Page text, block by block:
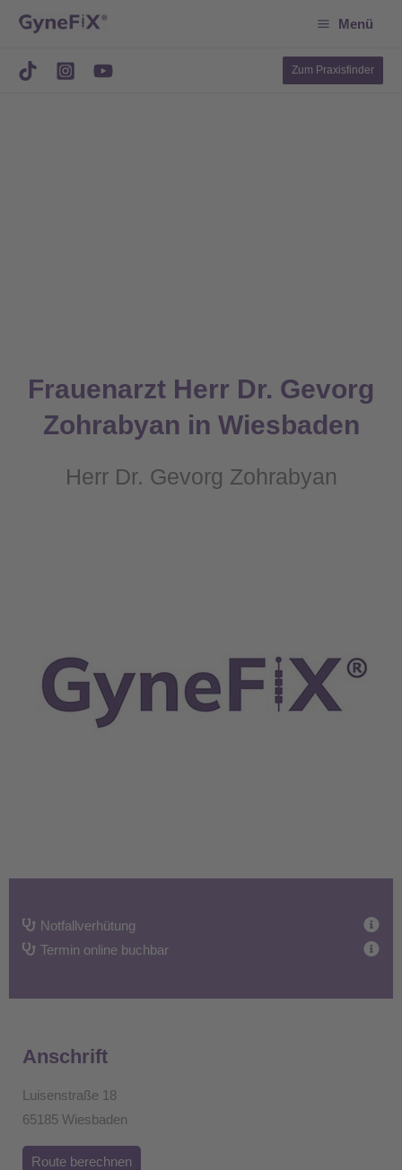
springen
Menü
Zum Praxisfinder
Frauenarzt Herr Dr. Gevorg
Zohrabyan in Wiesbaden
Herr Dr. Gevorg Zohrabyan
Notfallverhütung
Termin online buchbar
Anschrift
Luisenstraße 18
65185 Wiesbaden
Route berechnen